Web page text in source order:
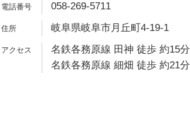
058-269-5711
岐阜県岐阜市月丘町4-19-1
名鉄各務原線 田神 徒歩 約15分
名鉄各務原線 細畑 徒歩 約21分